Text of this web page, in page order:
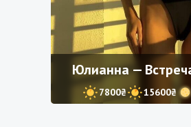
Юлианна —
7800₴ 15600₴